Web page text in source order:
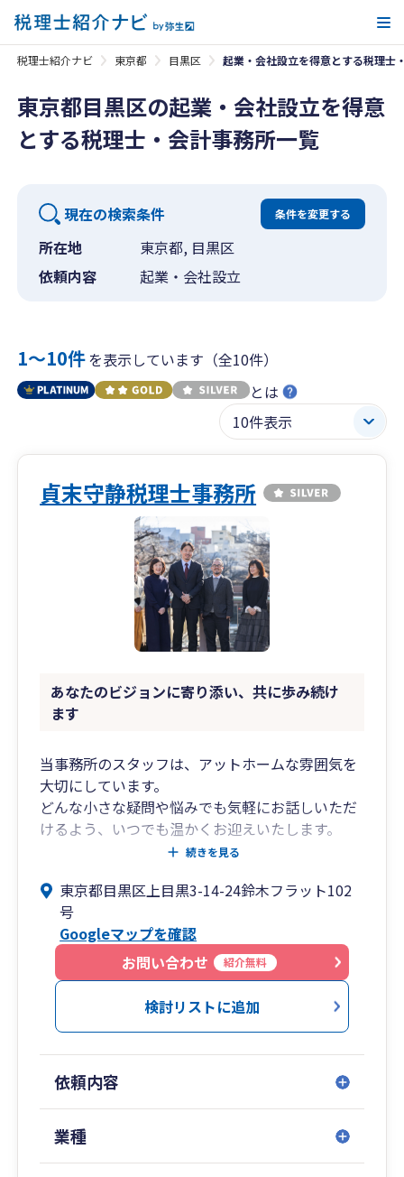
税理士紹介ナビ 東京都 目黒区 起業・会社設立を得意とする税理士
東京都目黒区の起業・会社設立を得意
とする税理士・会計事務所一覧
現在の検索条件 条件を変更する
所在地
東京都, 目黒区
依頼内容
起業・会社設立
1〜10件を表示しています（全10件）
とは
貞末守静税理士事務所
あなたのビジョンに寄り添い、共に歩み続け
ます
当事務所のスタッフは、アットホームな雰囲気を
大切にしています。
どんな小さな疑問や悩みでも気軽にお話しいただ
けるよう、いつでも温かくお迎えいたします。
お客様とのコミュニケーションを重視し、信頼関
下記のサービス内容を中心業務としています。
①顧問契約
法人・個人向けの税務顧問として、日常的な税
務・会計のサポートを行います。
月次・年次決算や節税対策、税務申告のアドバイ
スなど、継続的な支援を提供します。
各種税務申告書の作成と提出を行い、顧客が税務
署への適正な対応ができるようサポートします。
続きを見る
東京都目黒区上目黒3-14-24鈴木フラット102
号
Googleマップを確認
お問い合わせ
紹介無料
検討リストに追加
依頼内容
業種